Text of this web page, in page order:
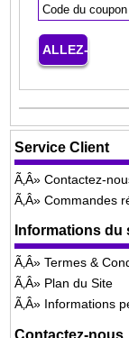
Service Client
Contactez-
Commandes
Informations du
Termes &
Plan du Site
Informations
Contactez-nous